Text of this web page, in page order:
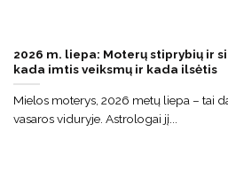
2026 m. liepa: Moterų stiprybių ir
kada imtis veiksmų ir kada ilsėtis
Mielos moterys, 2026 metų liepa – tai
vasaros viduryje. Astrologai jį...